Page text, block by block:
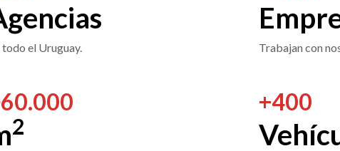
todo el Uruguay. Trabajan con
60.000
2
+400